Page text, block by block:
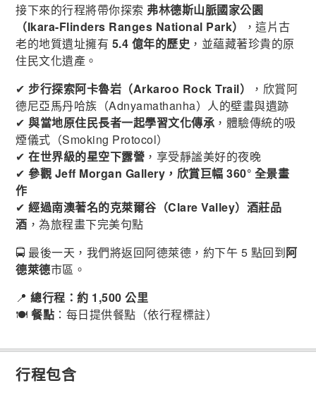
接下來的行程將帶你探索 弗林德斯山脈國家公園
（Ikara-Flinders Ranges National Park）
，這片古
老的地質遺址擁有 5.4 億年的歷史 ，並蘊藏著珍貴的原
住民文化遺產。
✔ 步行探索阿卡魯岩（Arkaroo Rock Trail）
，欣賞阿
德尼亞馬丹哈族（Adnyamathanha）人的壁畫與遺跡
✔與當地原住民長者一起學習文化傳承 ，體驗傳統的吸
煙儀式（Smoking Protocol）
✔在世界級的星空下露營 ，享受靜謐美好的夜晚
✔參觀 Jeff Morgan Gallery，欣賞巨幅 360° 全景畫
作
✔經過南澳著名的克萊爾谷（Clare Valley）酒莊品
酒 ，為旅程畫下完美句點
🚍 最後一天，我們將返回阿德萊德，約下午 5 點回到阿
德萊德市區。
📍總行程：約 1,500 公里
🍽餐點 ：每日提供餐點（依行程標註）
行程包含